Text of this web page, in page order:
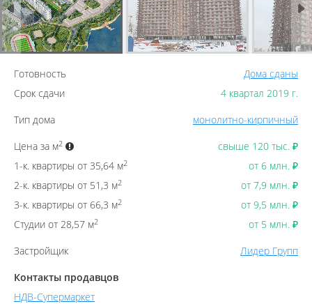
Готовность
Дома сданы
Срок сдачи
4 квартал 2019 г.
Тип дома
монолитно-кирпичный
Цена за м2 свыше 120 тыс. ₽
1-к. квартиры от 35,64 м2 от 6 млн. ₽
2-к. квартиры от 51,3 м2 от 7,9 млн. ₽
3-к. квартиры от 66,3 м2 от 9,5 млн. ₽
Студии от 28,57 м2 от 5 млн. ₽
Застройщик
Лидер Групп
Контакты продавцов
НДВ-Супермаркет